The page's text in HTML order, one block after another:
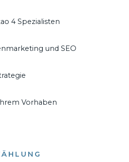
4 Spezialisten
und SEO
Vorhaben